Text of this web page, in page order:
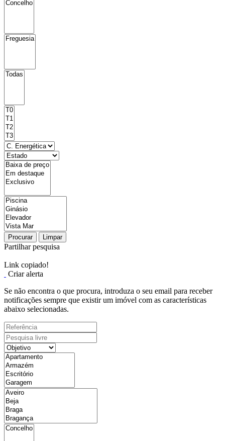
Procurar Limpar
Partilhar pesquisa
Link copiado!
Criar alerta
Se não encontra o que procura, introduza o seu email para receber
notificações sempre que existir um imóvel com as características
abaixo selecionadas.